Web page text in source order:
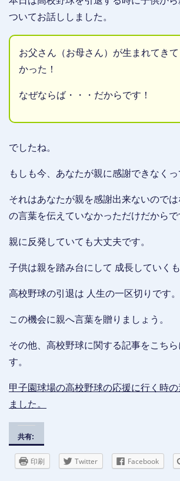
ついてお話ししました。
お父さん（お母さん）が生まれてき
かった！
なぜならば・・・だからです！
でしたね。
もしも今、あなたが親に感謝できなくっ
それはあなたが親を感謝出来ないので
の言葉を伝えていなかっただけだからで
親に反発していても大丈夫です。
子供は親を踏み台にして 成長していく
高校野球の引退は 人生の一区切りです。
この機会に親へ言葉を贈りましょう。
その他、高校野球に関する記事をこちら
す。
甲子園球場の高校野球の応援に行く時
ました。
共有:
印刷 Twitter Facebook